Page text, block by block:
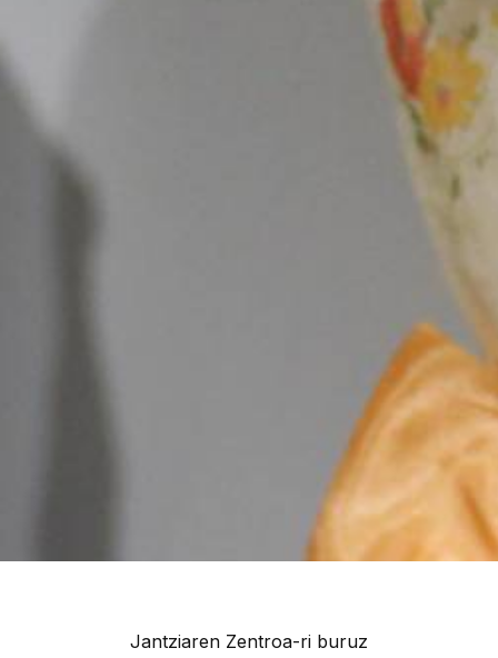
Jantziaren Zentroa-ri buruz